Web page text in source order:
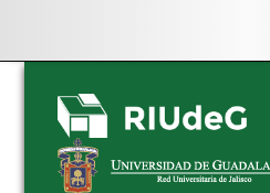
Skip
navigation